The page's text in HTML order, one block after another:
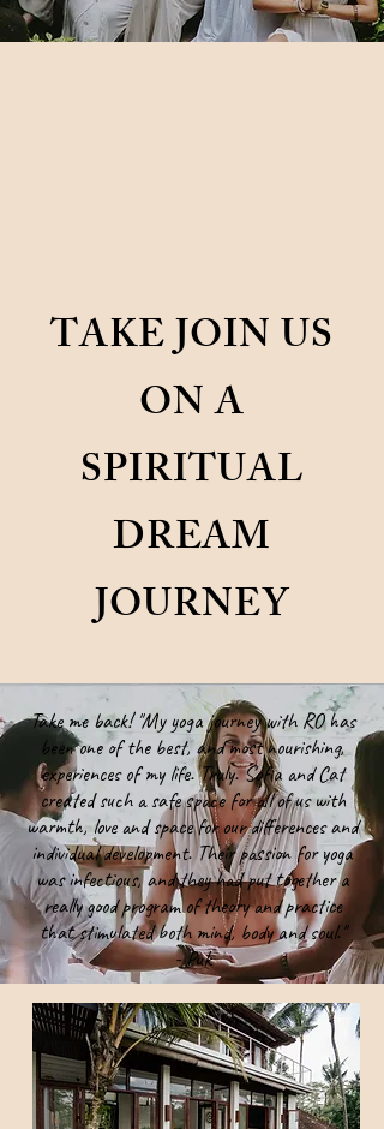
TAKE JOIN US
ON A
SPIRITUAL
DREAM
JOURNEY
Take me back! ''My yoga journey with RO has
been one of the best, and most nourishing,
experiences of my life. Truly. Sofia and Cat
created such a safe space for all of us with
warmth, love and space for our differences and
individual development. Their passion for yoga
was infectious, and they had put together a
really good program of theory and practice
that stimulated both mind, body and soul.''
- Puk